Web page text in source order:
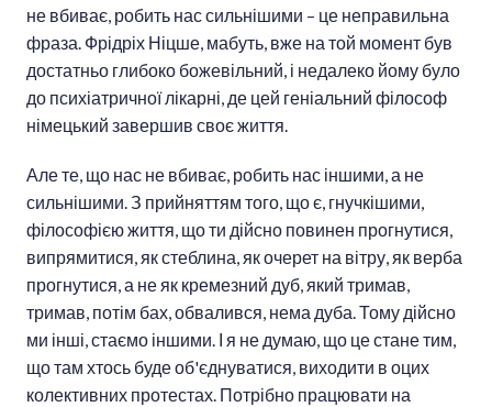
не вбиває, робить нас сильнішими – це неправильна
фраза. Фрідріх Ніцше, мабуть, вже на той момент був
достатньо глибоко божевільний, і недалеко йому було
до психіатричної лікарні, де цей геніальний філософ
німецький завершив своє життя.
Але те, що нас не вбиває, робить нас іншими, а не
сильнішими. З прийняттям того, що є, гнучкішими,
філософією життя, що ти дійсно повинен прогнутися,
випрямитися, як стеблина, як очерет на вітру, як верба
прогнутися, а не як кремезний дуб, який тримав,
тримав, потім бах, обвалився, нема дуба. Тому дійсно
ми інші, стаємо іншими. І я не думаю, що це стане тим,
що там хтось буде об'єднуватися, виходити в оцих
колективних протестах. Потрібно працювати на